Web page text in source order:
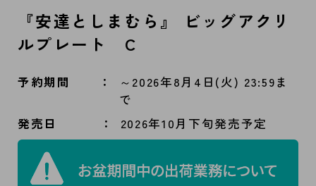
『安達としまむら』 ビッグアクリ
ルプレート C
予約期間
～2026年8月4日(火) 23:59ま
で
発売日
2026年10月下旬発売予定